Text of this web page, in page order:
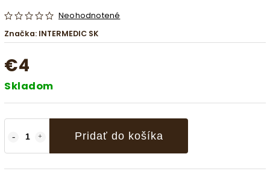
Neohodnotené
Značka: INTERMEDIC SK
€4
Skladom
Pridať do košíka